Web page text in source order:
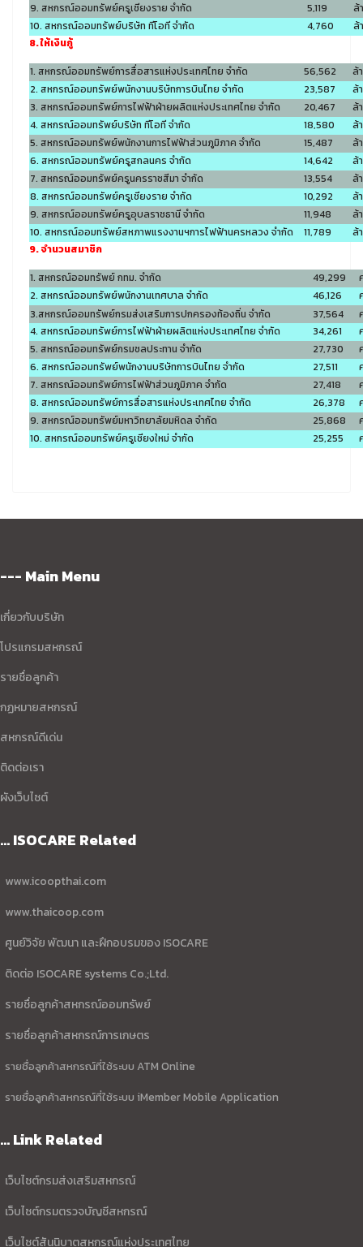
9. สหกรณ์ออมทรัพย์ครูเชียงราย จำกัด
5,119
ล้
10. สหกรณ์ออมทรัพย์บริษัท ทีโอที จำกัด
4,760
ล้
8. ให้เงินกู้
1. สหกรณ์ออมทรัพย์การสื่อสารแห่งประเทศไทย จำกัด
56,562
ล้
2. สหกรณ์ออมทรัพย์พนักงานบริษัทการบินไทย จำกัด
23,587
ล้
3. สหกรณ์ออมทรัพย์การไฟฟ้าฝ่ายผลิตแห่งประเทศไทย จำกัด
20,467
ล้
4. สหกรณ์ออมทรัพย์บริษัท ทีโอที จำกัด
18,580
ล้
5. สหกรณ์ออมทรัพย์พนักงานการไฟฟ้าส่วนภูมิภาค จำกัด
15,487
ล้
6. สหกรณ์ออมทรัพย์ครูสกลนคร จำกัด
14,642
ล้
7. สหกรณ์ออมทรัพย์ครูนครราชสีมา จำกัด
13,554
ล้
8. สหกรณ์ออมทรัพย์ครูเชียงราย จำกัด
10,292
ล้
9. สหกรณ์ออมทรัพย์ครูอุบลราชธานี จำกัด
11,948
ล้
10. สหกรณ์ออมทรัพย์สหภาพแรงงานฯการไฟฟ้านครหลวง จำกัด
11,789
ล้
9. จำนวนสมาชิก
1. สหกรณ์ออมทรัพย์ กทม. จำกัด
49,299
2. สหกรณ์ออมทรัพย์พนักงานเทศบาล จำกัด
46,126
3.สหกรณ์ออมทรัพย์กรมส่งเสริมการปกครองท้องถิ่น จำกัด
37,564
4. สหกรณ์ออมทรัพย์การไฟฟ้าฝ่ายผลิตแห่งประเทศไทย จำกัด
34,261
5. สหกรณ์ออมทรัพย์กรมชลประทาน จำกัด
27,730
6. สหกรณ์ออมทรัพย์พนักงานบริษัทการบินไทย จำกัด
27,511
7. สหกรณ์ออมทรัพย์การไฟฟ้าส่วนภูมิภาค จำกัด
27,418
8. สหกรณ์ออมทรัพย์การสื่อสารแห่งประเทศไทย จำกัด
26,378
9. สหกรณ์ออมทรัพย์มหาวิทยาลัยมหิดล จำกัด
25,868
10. สหกรณ์ออมทรัพย์ครูเชียงใหม่ จำกัด
25,255
--- Main Menu
เกี่ยวกับบริษัท
โปรแกรมสหกรณ์
รายชื่อลูกค้า
กฏหมายสหกรณ์
สหกรณ์ดีเด่น
ติดต่อเรา
ผังเว็บไซต์
... ISOCARE Related
www.icoopthai.com
www.thaicoop.com
ศูนย์วิจัย พัฒนา และฝึกอบรมของ ISOCARE
ติดต่อ ISOCARE systems Co.;Ltd.
รายชื่อลูกค้าสหกรณ์ออมทรัพย์
รายชื่อลูกค้าสหกรณ์การเกษตร
รายชื่อลูกค้าสหกรณ์ที่ใช้ระบบ ATM Online
รายชื่อลูกค้าสหกรณ์ที่ใช้ระบบ iMember Mobile Application
... Link Related
เว็บไซต์กรมส่งเสริมสหกรณ์
เว็บไซต์กรมตรวจบัญชีสหกรณ์
เว็บไซต์สันนิบาตสหกรณ์แห่งประเทศไทย